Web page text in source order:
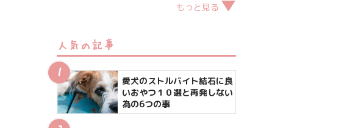
もっと見る
人気の記事
愛犬のストルバイト結石に良
いおやつ１０選と再発しない
為の6つの事